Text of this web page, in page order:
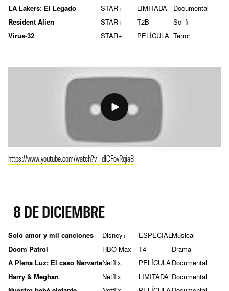
LA Lakers: El Legado
STAR+ LIMITADA
Documental
Resident Alien
STAR+ T2B
Sci-fi
Virus-32
STAR+ PELÍCULA Terror
https://www.youtube.com/watch?v=dICFovRqia8
8 DE DICIEMBRE
Solo amor y mil canciones Disney+ ESPECIALMusical
Doom Patrol
HBO Max T4
Drama
A Plena Luz: El caso NarvarteNetflix PELÍCULADocumental
Harry & Meghan
Netflix LIMITADA Documental